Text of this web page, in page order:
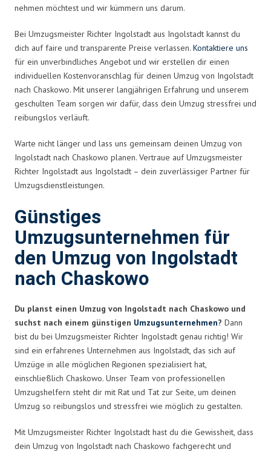
nehmen möchtest und wir kümmern uns darum.
Bei Umzugsmeister Richter Ingolstadt aus Ingolstadt kannst du
dich auf faire und transparente Preise verlassen. Kontaktiere uns
für ein unverbindliches Angebot und wir erstellen dir einen
individuellen Kostenvoranschlag für deinen Umzug von Ingolstadt
nach Chaskowo. Mit unserer langjährigen Erfahrung und unserem
geschulten Team sorgen wir dafür, dass dein Umzug stressfrei und
reibungslos verläuft.
Warte nicht länger und lass uns gemeinsam deinen Umzug von
Ingolstadt nach Chaskowo planen. Vertraue auf Umzugsmeister
Richter Ingolstadt aus Ingolstadt – dein zuverlässiger Partner für
Umzugsdienstleistungen.
Günstiges
Umzugsunternehmen für
den Umzug von Ingolstadt
nach Chaskowo
Du planst einen Umzug von Ingolstadt nach Chaskowo und
suchst nach einem günstigen Umzugsunternehmen? Dann
bist du bei Umzugsmeister Richter Ingolstadt genau richtig! Wir
sind ein erfahrenes Unternehmen aus Ingolstadt, das sich auf
Umzüge in alle möglichen Regionen spezialisiert hat,
einschließlich Chaskowo. Unser Team von professionellen
Umzugshelfern steht dir mit Rat und Tat zur Seite, um deinen
Umzug so reibungslos und stressfrei wie möglich zu gestalten.
Mit Umzugsmeister Richter Ingolstadt hast du die Gewissheit, dass
dein Umzug von Ingolstadt nach Chaskowo fachgerecht und